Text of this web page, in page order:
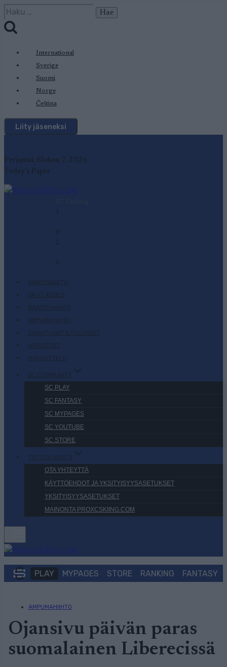
Siirry
sisältöön
Haku:
International
Sverige
Suomi
Norge
Čeština
Liity jäseneksi
Perjantai, Elokuu 7, 2026
Today's Paper
1
-
0
2
-
0
JÄSENSISÄLTÖ
SKI CLASSICS
MAASTOHIIHTO
AMPUMAHIIHTO
TAPAHTUMAT & TULOKSET
VARUSTEET
HARJOITTELU
SC COMMUNITY
SC PLAY
SC FANTASY
SC MYPAGES
SC YOUTUBE
SC STORE
TIETOJA MEISTÄ
OTA YHTEYTTÄ
KÄYTTÖEHDOT JA YKSITYISYYSASETUKSET
YKSITYISYYSASETUKSET
MAINONTA PROXCSKIING.COM
PLAY MYPAGES STORE RANKING FANTASY
AMPUMAHIIHTO
Ojansivu päivän paras
suomalainen Liberecissä